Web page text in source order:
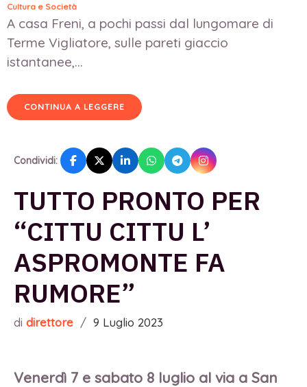
Cultura e Società
A casa Freni, a pochi passi dal lungomare di
Terme Vigliatore, sulle pareti giaccio
istantanee,...
CONTINUA A LEGGERE
Condividi:
TUTTO PRONTO PER
“CITTU CITTU L’
ASPROMONTE FA
RUMORE”
di direttore / 9 Luglio 2023
Venerdì 7 e sabato 8 luglio al via a San